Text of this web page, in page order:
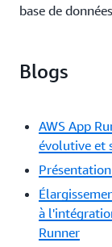
base de
Blogs
AWS App
évolutive et
à
Runner